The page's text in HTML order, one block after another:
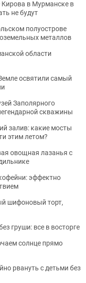
Кирова в Мурманске в
не будут
полуострове
металлов
области
освятили самый
Заполярного
скважины
залив: какие мосты
этим летом?
овощная лазанья с
эффектно
шифоновый торт,
груши: все в восторге
солнце прямо
рвануть с детьми без